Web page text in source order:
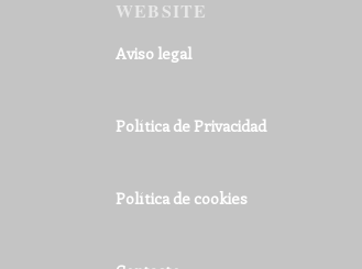
WEBSITE
Aviso legal
Política de Privacidad
Política de cookies